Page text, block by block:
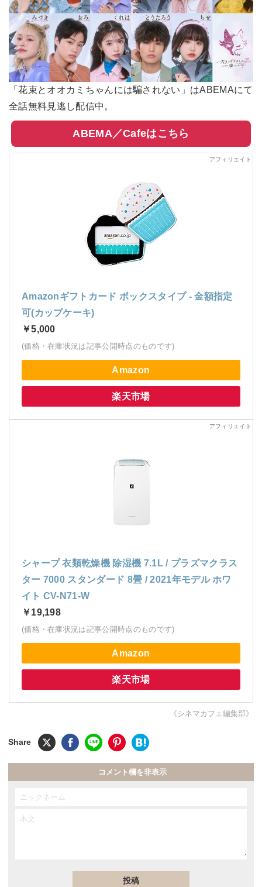
「花束とオオカミちゃんには騙されない」はABEMAにて
全話無料見逃し配信中。
ABEMA／Cafeはこちら
Amazonギフトカード ボックスタイプ - 金額指定
可(カップケーキ)
￥5,000
(価格・在庫状況は記事公開時点のものです)
Amazon
楽天市場
シャープ 衣類乾燥機 除湿機 7.1L / プラズマクラス
ター 7000 スタンダード 8畳 / 2021年モデル ホワ
イト CV-N71-W
￥19,198
(価格・在庫状況は記事公開時点のものです)
Amazon
楽天市場
《シネマカフェ編集部》
コメント欄を非表示